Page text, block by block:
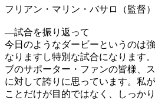
フリアン・マリン・バサロ（監督）
―試合を振り返って
今日のようなダービーというのは
なりますし特別な試合になります
ブのサポーター・ファンの皆様、
に対して誇りに思っています。私
ことだけが目的ではなく、しっか